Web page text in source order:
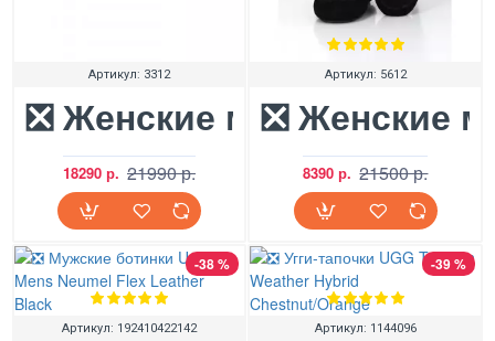
Артикул: 3312
❎ Женские мокасины
18290 р. 21990 р.
Артикул: 5612
❎ Женские
8390 р. 21500 р.
-38 %
Артикул: 192410422142
-39 %
Артикул: 1144096